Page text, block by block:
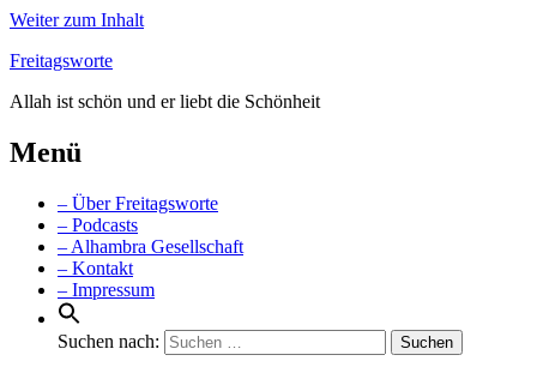
Weiter zum Inhalt
Freitagsworte
Allah ist schön und er liebt die Schönheit
Menü
– Über Freitagsworte
– Podcasts
– Alhambra Gesellschaft
– Kontakt
– Impressum
Suchen nach: